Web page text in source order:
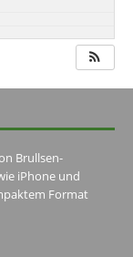
Brullsen-
iPhone und
Format